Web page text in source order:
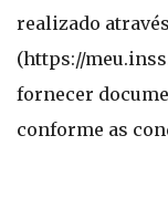
realizado
(https://
fornecer
conforme as